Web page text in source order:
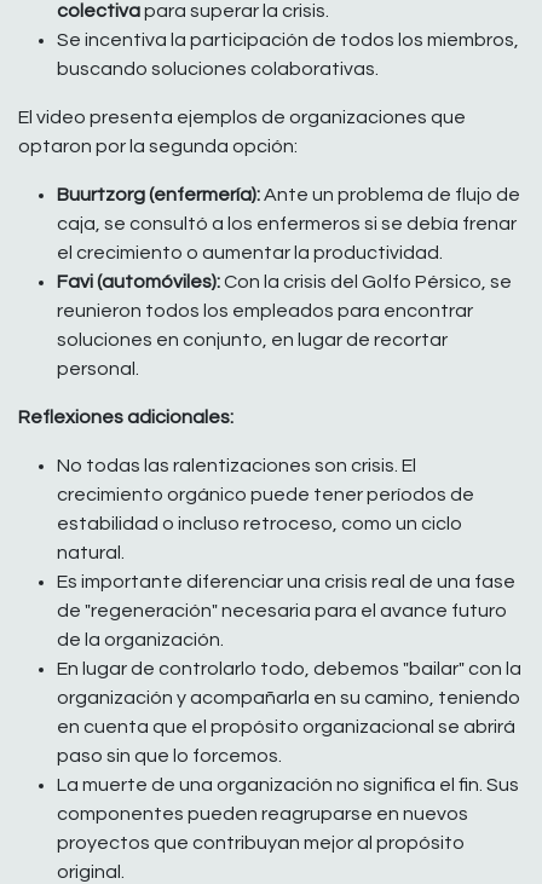
colectivapara superar la crisis.
Se incentiva la participación de todos los miembros,
buscando soluciones colaborativas.
El video presenta ejemplos de organizaciones que
optaron por la segunda opción:
Buurtzorg (enfermería):Ante un problema de flujo de
caja, se consultó a los enfermeros si se debía frenar
el crecimiento o aumentar la productividad.
Favi (automóviles):Con la crisis del Golfo Pérsico, se
reunieron todos los empleados para encontrar
soluciones en conjunto, en lugar de recortar
personal.
Reflexiones adicionales:
No todas las ralentizaciones son crisis. El
crecimiento orgánico puede tener períodos de
estabilidad o incluso retroceso, como un ciclo
natural.
Es importante diferenciar una crisis real de una fase
de "regeneración" necesaria para el avance futuro
de la organización.
En lugar de controlarlo todo, debemos "bailar" con la
organización y acompañarla en su camino, teniendo
en cuenta que el propósito organizacional se abrirá
paso sin que lo forcemos.
La muerte de una organización no significa el fin. Sus
componentes pueden reagruparse en nuevos
proyectos que contribuyan mejor al propósito
original.